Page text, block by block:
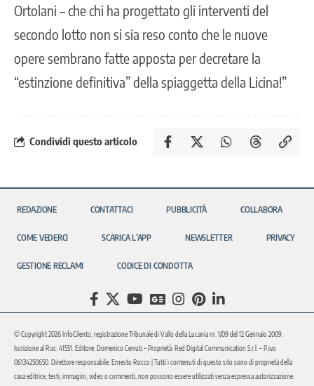
Ortolani – che chi ha progettato gli interventi del
secondo lotto non si sia reso conto che le nuove
opere sembrano fatte apposta per decretare la
“estinzione definitiva” della spiaggetta della Licina!”
Condividi questo articolo
REDAZIONE CONTATTACI PUBBLICITÀ COLLABORA
COME VEDERCI SCARICA L’APP NEWSLETTER PRIVACY
GESTIONE RECLAMI CODICE DI CONDOTTA
© Copyright 2026 InfoCilento, registrazione Tribunale di Vallo della Lucania nr. 1/09 del 12 Gennaio 2009.
Iscrizione al Roc: 41551. Editore: Domenico Cerruti – Proprietà: Red Digital Communication S.r.l. – P.iva
06134250650. Direttore responsabile: Ernesto Rocco | Tutti i contenuti di questo sito sono di proprietà della
casa editrice, testi, immagini, video o commenti, non possono essere utilizzati senza espressa autorizzazione.